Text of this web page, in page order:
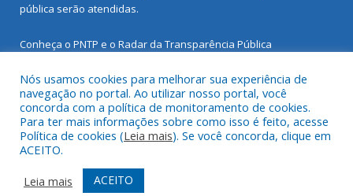
pública serão atendidas.
Conheça o PNTP e o Radar da Transparência Pública
Todos os direitos reservados a Prefeitura Municipal de Santarém
Novo.
Mapa do Site
Acessar Área Administrativa
Nós usamos cookies para melhorar sua experiência de
navegação no portal. Ao utilizar nosso portal, você
concorda com a política de monitoramento de cookies.
Para ter mais informações sobre como isso é feito, acesse
Política de cookies (Leia mais). Se você concorda, clique em
ACEITO.
Leia mais
ACEITO